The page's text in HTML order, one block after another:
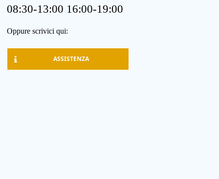
08:30-13:00 16:00-19:00
Oppure scrivici qui:
ASSISTENZA